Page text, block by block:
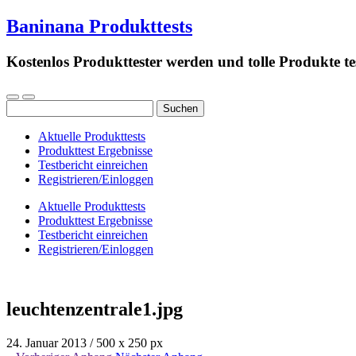
Baninana Produkttests
Kostenlos Produkttester werden und tolle Produkte
nach:
Aktuelle Produkttests
Produkttest Ergebnisse
Testbericht einreichen
Registrieren/Einloggen
Aktuelle Produkttests
Produkttest Ergebnisse
Testbericht einreichen
Registrieren/Einloggen
leuchtenzentrale1.jpg
24. Januar 2013 / 500 x 250 px